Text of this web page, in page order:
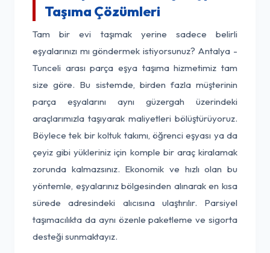
Taşıma Çözümleri
Tam bir evi taşımak yerine sadece belirli
eşyalarınızı mı göndermek istiyorsunuz? Antalya -
Tunceli arası parça eşya taşıma hizmetimiz tam
size göre. Bu sistemde, birden fazla müşterinin
parça eşyalarını aynı güzergah üzerindeki
araçlarımızla taşıyarak maliyetleri bölüştürüyoruz.
Böylece tek bir koltuk takımı, öğrenci eşyası ya da
çeyiz gibi yükleriniz için komple bir araç kiralamak
zorunda kalmazsınız. Ekonomik ve hızlı olan bu
yöntemle, eşyalarınız bölgesinden alınarak en kısa
sürede adresindeki alıcısına ulaştırılır. Parsiyel
taşımacılıkta da aynı özenle paketleme ve sigorta
desteği sunmaktayız.